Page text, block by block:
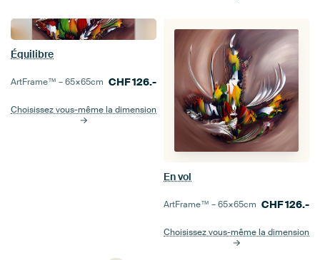
Équilibre
ArtFrame™ –65×65cm CHF126.-
Choisissez vous-même la dimension
En vol
ArtFrame™ –65×65cm CHF126.-
Choisissez vous-même la dimension